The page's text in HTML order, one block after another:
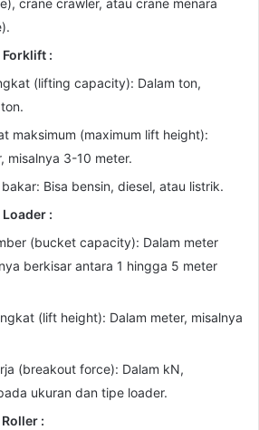
crane crawler, atau crane menara
Forklift :
(lifting capacity): Dalam ton,
maksimum (maximum lift height):
misalnya 3-10 meter.
Bisa bensin, diesel, atau listrik.
Loader :
(bucket capacity): Dalam meter
berkisar antara 1 hingga 5 meter
(lift height): Dalam meter, misalnya
(breakout force): Dalam kN,
ukuran dan tipe loader.
: